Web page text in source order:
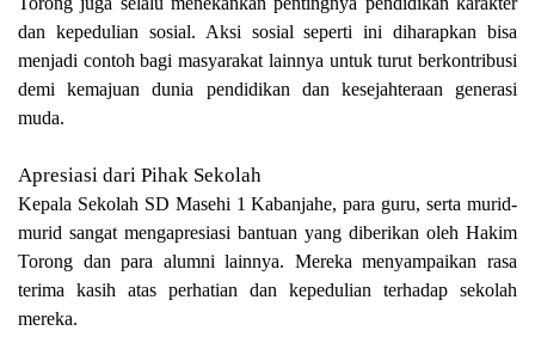
dan kepedulian sosial. Aksi sosial seperti ini diharapkan bisa
menjadi contoh bagi masyarakat lainnya untuk turut berkontribusi
demi kemajuan dunia pendidikan dan kesejahteraan generasi
muda.
Apresiasi dari Pihak Sekolah
Kepala Sekolah SD Masehi 1 Kabanjahe, para guru, serta murid-
murid sangat mengapresiasi bantuan yang diberikan oleh Hakim
Torong dan para alumni lainnya. Mereka menyampaikan rasa
terima kasih atas perhatian dan kepedulian terhadap sekolah
mereka.